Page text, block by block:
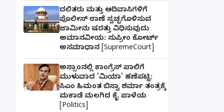
ದಲಿತರು ಮತ್ತು ಆದಿವಾಸಿಗಳಿಗೆ
ಪೊಲೀಸ್ ಠಾಣೆ ಸ್ವಚ್ಛಗೊಳಿಸುವ
ಜಾಮೀನು ಷರತ್ತು ವಿಧಿಸುವುದು
ಅಮಾನವೀಯ: ಸುಪ್ರೀಂ ಕೋರ್ಟ್
ಅಸಮಾಧಾನ [SupremeCourt]
ಅಸ್ಸಾಂನಲ್ಲಿ ಕಾಂಗ್ರೆಸ್ ಪಾಲಿಗೆ
ಮುಳುವಾದ 'ಮಿಯಾ' ಹಣೆಪಟ್ಟಿ:
ಸಿಎಂ ಹಿಮಂತ ಬಿಸ್ವಾ ಶರ್ಮಾ ತಂತ್ರಕ್ಕೆ
ಮಕಾಡೆ ಮಲಗಿದ ಕೈ ಪಾಳೆಯ
[Politics]